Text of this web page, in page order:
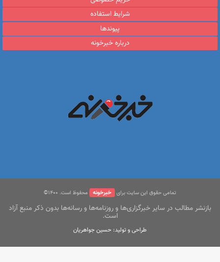
شرایط استفاده
پیوندها
درباره خبرخونه
تمامی حقوق این سایت برای خبرخونه محفوظ است. ۱400©
بازنشر مطالب در سایر خبرگزاری‌ها و روزنامه‌ها و رسانه‌ها بدون ذکر منبع آزاد
است.
طراحی و تولید: حسین جواهریان